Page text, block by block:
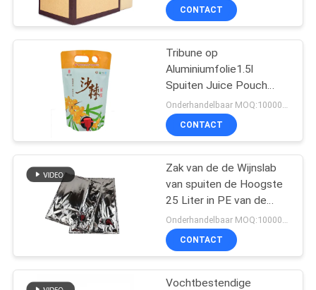
Handel drijvende
Kaartkoker
Aluminiumfoliezak
73
CONTACT
Tribune op
Aluminiumfolie1.5l
Spuiten Juice Pouch
With Tap Valve
Onderhandelbaar MOQ:10000PCS
CONTACT
Zak van de de Wijnslab
van spuiten de Hoogste
25 Liter in PE van de
Doos Dubbele Laag Film
CONTACT
Vochtbestendige